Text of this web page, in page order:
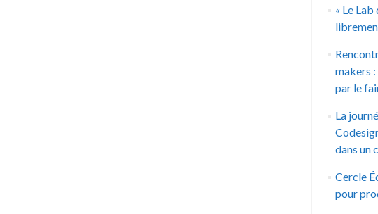
« Le
makers
par le
La
dans un
Cercle
pour